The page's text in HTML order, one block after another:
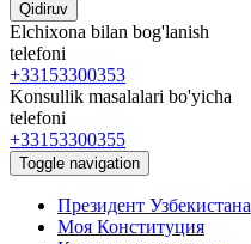
Qidiruv
Elchixona bilan bog'lanish
telefoni
+33153300353
Konsullik masalalari bo'yicha
telefoni
+33153300355
Toggle navigation
Президент Узбекистана
Моя Конституция